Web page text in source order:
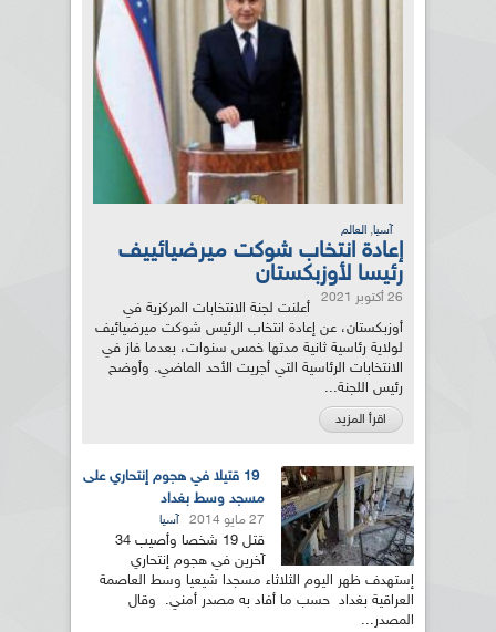
آسيا, العالم
إعادة انتخاب شوكت ميرضيائييف
رئيسا لأوزبكستان
26 أكتوبر 2021
أعلنت لجنة الانتخابات المركزية في
أوزبكستان، عن إعادة انتخاب الرئيس شوكت ميرضيائيف
لولاية رئاسية ثانية مدتها خمس سنوات، بعدما فاز في
الانتخابات الرئاسية التي أجريت الأحد الماضي. وأوضح
رئيس اللجنة...
اقرأ المزيد
19 قتيلا في هجوم إنتحاري على
مسجد وسط بغداد
27 مايو 2014 آسيا
قتل 19 شخصا وأصيب 34
آخرين في هجوم إنتحاري
إستهدف ظهر اليوم الثلاثاء مسجدا شيعيا وسط العاصمة
العراقية بغداد حسب ما أفاد به مصدر أمني. وقال
المصدر...